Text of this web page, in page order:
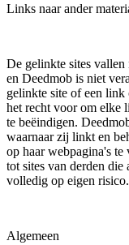
Links naar ander
De gelinkte sites
en Deedmob is niet
gelinkte site of een link
het recht voor om elke
te beëindigen.
waarnaar zij linkt en
op haar webpagina's
tot sites van derden
volledig op eigen risico.
Algemeen